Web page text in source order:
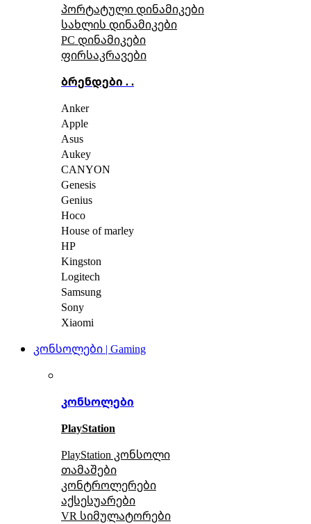
პორტატული დინამიკები
სახლის დინამიკები
PC დინამიკები
ფირსაკრავები
ბრენდები . .
Anker
Apple
Asus
Aukey
CANYON
Genesis
Genius
Hoco
House of marley
HP
Kingston
Logitech
Samsung
Sony
Xiaomi
კონსოლები | Gaming
კონსოლები
PlayStation
PlayStation კონსოლი
თამაშები
კონტროლერები
აქსესუარები
VR სიმულატორები